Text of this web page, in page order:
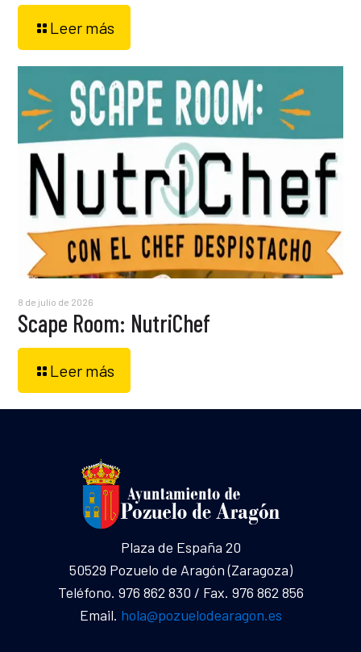
Leer más
8 de julio de 2026
Scape Room: NutriChef
Leer más
Plaza de España 20
50529 Pozuelo de Aragón (Zaragoza)
Teléfono. 976 862 830 / Fax. 976 862 856
Email. hola@pozuelodearagon.es